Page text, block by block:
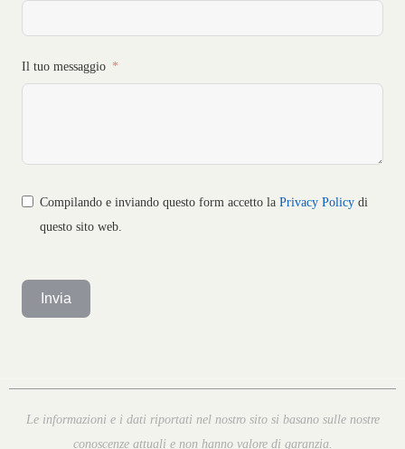
Il tuo messaggio
Compilando e inviando questo form accetto laPrivacy Policy di
questo sito web.
Invia
Le informazioni e i dati riportati nel nostro sito si basano sulle nostre
conoscenze attuali e non hanno valore di garanzia.